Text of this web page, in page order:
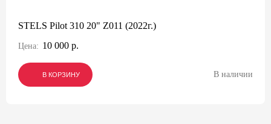
STELS Pilot 310 20" Z011 (2022г.)
Цена: 10 000 р.
В КОРЗИНУ
В КОРЗИНУ
В КОРЗИНУ В наличии